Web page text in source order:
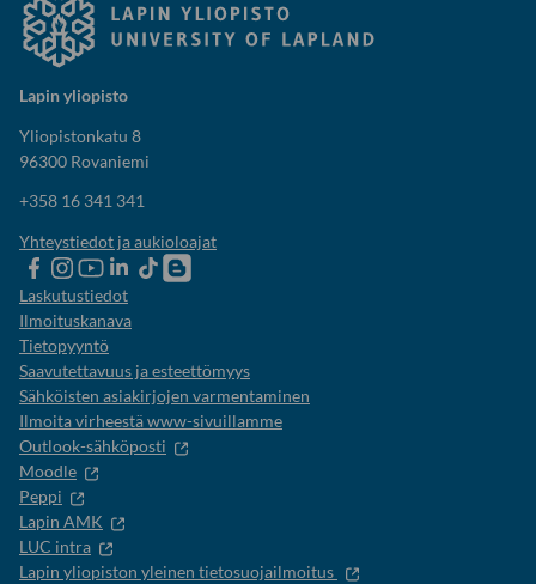
Lapin yliopisto
Yliopistonkatu 8
96300 Rovaniemi
+358 16 341 341
Yhteystiedot ja aukioloajat
Lapin
yliopiston
Facebook
Lapin
yliopiston
instagram-
tili
Lapin
yliopiston
Youtube-
kanava
Lapin
yliopisto
Linkedinissä
LapinOpiskelijaelämää-
Laskutustiedot
Ilmoituskanava
Tietopyyntö
Saavutettavuus ja esteettömyys
Sähköisten asiakirjojen varmentaminen
Ilmoita virheestä www-sivuillamme
Outlook-sähköposti
Moodle
Peppi
Lapin AMK
LUC intra
Lapin yliopiston yleinen tietosuojailmoitus